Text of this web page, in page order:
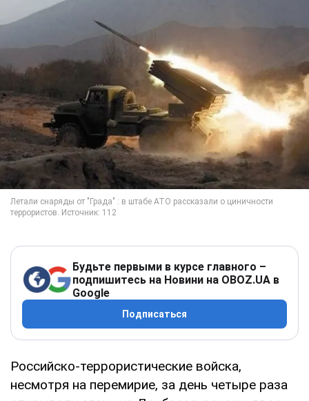
Будьте первыми в курсе главного –
подпишитесь на Новини на OBOZ.UA в
Google
Подписаться
Российско-террористические войска,
несмотря на перемирие, за день четыре раза